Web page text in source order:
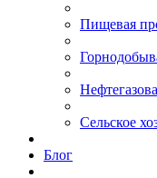
Пищевая
Сельское
Блог